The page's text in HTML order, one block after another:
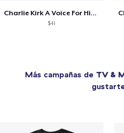
Charlie Kirk A Voice For His Generation
$41
Más campañas de TV &